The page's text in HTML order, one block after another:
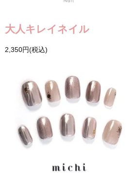
大人キレイネイル
2,350円(税込)